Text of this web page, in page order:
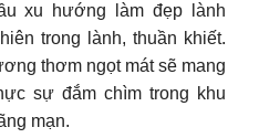
xu hướng làm đẹp lành
trong lành, thuần khiết.
thơm ngọt mát sẽ mang
sự đắm chìm trong khu
mạn.